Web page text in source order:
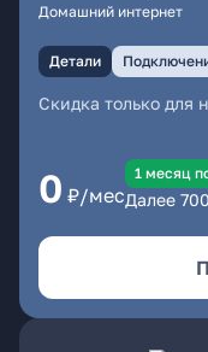
Домашний интернет
Детали
Скидка только для
0 ₽/мес
1 месяц
Далее 700